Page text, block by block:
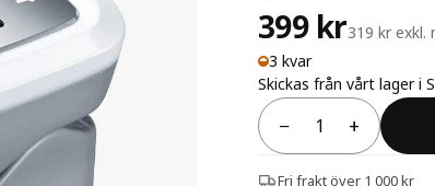
399 kr319 kr exkl.
3 kvar
Skickas från vårt lager i
− +
Fri frakt över 1 000 kr